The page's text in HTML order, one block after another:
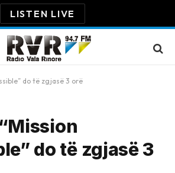
LISTEN LIVE
do të zgjasë 3 orë
do të zgjasë 3